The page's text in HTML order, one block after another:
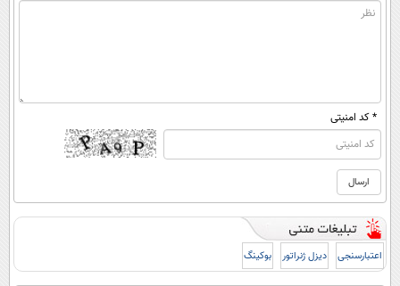
* کد امنیتی
اعتبارسنجی دیزل ژنراتور بوکینگ